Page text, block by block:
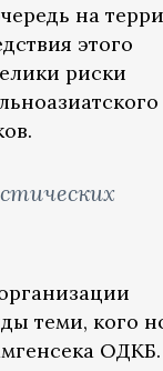
на
этого
риски
теми, кого
ОДКБ.